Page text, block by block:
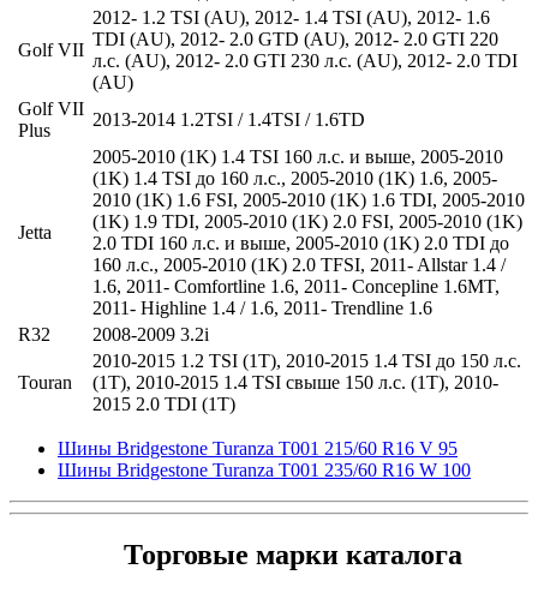
Golf VII
2012- 1.2 TSI (AU), 2012- 1.4 TSI (AU), 2012- 1.6
TDI (AU), 2012- 2.0 GTD (AU), 2012- 2.0 GTI 220
л.с. (AU), 2012- 2.0 GTI 230 л.с. (AU), 2012- 2.0 TDI
(AU)
Golf VII
Plus
2013-2014 1.2TSI / 1.4TSI / 1.6TD
Jetta
2005-2010 (1K) 1.4 TSI 160 л.с. и выше, 2005-2010
(1K) 1.4 TSI до 160 л.с., 2005-2010 (1K) 1.6, 2005-
2010 (1K) 1.6 FSI, 2005-2010 (1K) 1.6 TDI, 2005-2010
(1K) 1.9 TDI, 2005-2010 (1K) 2.0 FSI, 2005-2010 (1K)
2.0 TDI 160 л.с. и выше, 2005-2010 (1K) 2.0 TDI до
160 л.с., 2005-2010 (1K) 2.0 TFSI, 2011- Allstar 1.4 /
1.6, 2011- Comfortline 1.6, 2011- Concepline 1.6MT,
2011- Highline 1.4 / 1.6, 2011- Trendline 1.6
R32
2008-2009 3.2i
Touran
2010-2015 1.2 TSI (1T), 2010-2015 1.4 TSI до 150 л.с.
(1T), 2010-2015 1.4 TSI свыше 150 л.с. (1T), 2010-
2015 2.0 TDI (1T)
Шины Bridgestone Turanza T001 215/60 R16 V 95
Шины Bridgestone Turanza T001 235/60 R16 W 100
Торговые марки каталога